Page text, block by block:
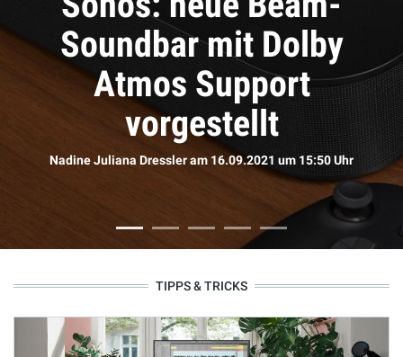
News
Kommen die neuen
AirPods doch
Sophie Bömer am 16.09.2021 um 11:50 Uhr
TIPPS & TRICKS